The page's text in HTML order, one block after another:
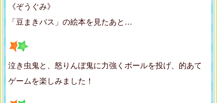
《ぞうぐみ》
「豆まきバス」の絵本を見たあと…
泣き虫鬼と、怒りんぼ鬼に力強くボールを投げ、的あて
ゲームを楽しみました！